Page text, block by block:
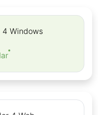
Es un software
comerciar todos
y Exóticos, así como
Primas. La
4 Windows